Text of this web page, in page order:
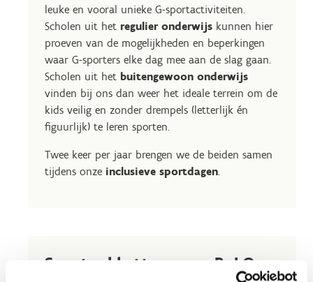
leuke en vooral unieke G-sportactiviteiten.
Scholen uit het regulier onderwijs kunnen hier
proeven van de mogelijkheden en beperkingen
waar G-sporters elke dag mee aan de slag gaan.
Scholen uit het buitengewoon onderwijs
vinden bij ons dan weer het ideale terrein om de
kids veilig en zonder drempels (letterlijk én
figuurlijk) te leren sporten.
Twee keer per jaar brengen we de beiden samen
tijdens onze inclusieve sportdagen.
Sportpakketten voor BuLO